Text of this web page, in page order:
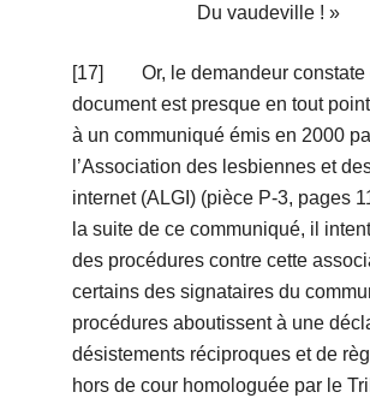
Du vaudeville ! »
[17] Or, le demandeur constate
document est presque en tout
à un communiqué émis en 2000
l’Association des lesbiennes et
internet (ALGI) (pièce P-3, pages
la suite de ce communiqué, il
des procédures contre cette
certains des signataires du
procédures aboutissent à une
désistements réciproques et de
hors de cour homologuée par le